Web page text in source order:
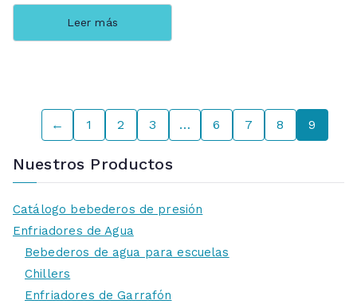
Leer más
← 1 2 3 … 6 7 8 9
Nuestros Productos
Catálogo bebederos de presión
Enfriadores de Agua
Bebederos de agua para escuelas
Chillers
Enfriadores de Garrafón